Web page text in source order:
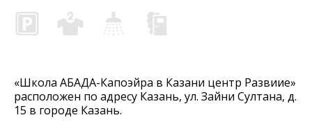
«Школа АБАДА-Капоэйра в Казани центр Развиие»
расположен по адресу Казань, ул. Зайни Султана, д.
15 в городе Казань.